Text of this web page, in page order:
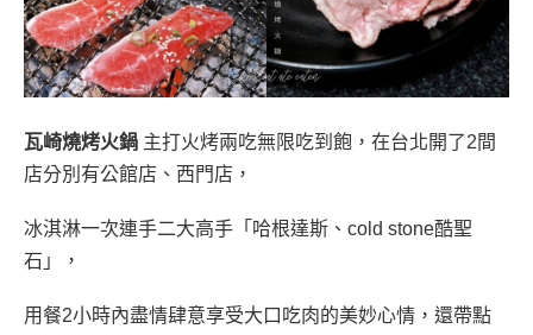
瓦崎燒烤火鍋 主打火烤兩吃無限吃到飽，在台北開了2間
店分別有公館店、西門店，
冰淇淋一次連手二大高手「哈根達斯、cold stone酷聖
石」，
用餐2小時內盡情肆意享受大口吃肉的美妙心情，還帶點